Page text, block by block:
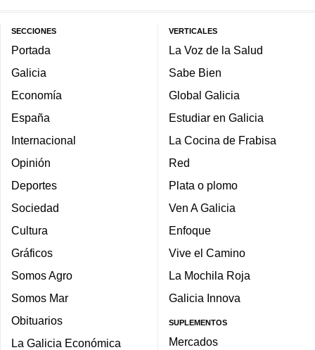
SECCIONES
Portada
Galicia
Economía
España
Internacional
Opinión
Deportes
Sociedad
Cultura
Gráficos
Somos Agro
Somos Mar
Obituarios
La Galicia Económica
VERTICALES
La Voz de la Salud
Sabe Bien
Global Galicia
Estudiar en Galicia
La Cocina de Frabisa
Red
Plata o plomo
Ven A Galicia
Enfoque
Vive el Camino
La Mochila Roja
Galicia Innova
SUPLEMENTOS
Mercados